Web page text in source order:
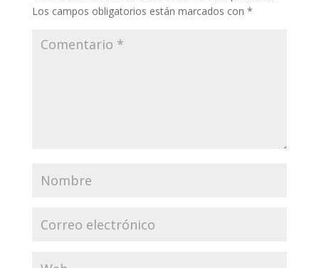
Los campos obligatorios están marcados con *